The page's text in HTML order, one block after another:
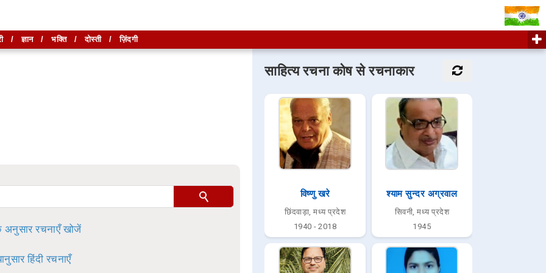
अनुसार रचनाएँ खोजें
हिंदी रचनाएँ
साहित्य रचना कोष से रचनाकार
विष्णु खरे
छिंदवाड़ा, मध्य प्रदेश
1940 - 2018
श्याम सुन्दर अग्रवाल
सिवनी, मध्य प्रदेश
1945
खोजें
/ज्ञान/ भक्ति/दोस्ती/ज़िंदगी
है।